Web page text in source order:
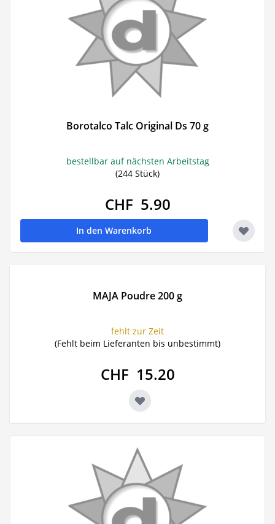
Borotalco Talc Original Ds 70 g
bestellbar auf nächsten Arbeitstag
(244 Stück)
CHF 5.90
In den Warenkorb
MAJA Poudre 200 g
fehlt zur Zeit
(Fehlt beim Lieferanten bis unbestimmt)
CHF 15.20